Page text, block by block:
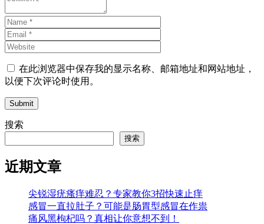
在此浏览器中保存我的显示名称、邮箱地址和网站地址，
以便下次评论时使用。
Submit
搜索
搜索
近期文章
尖锐湿疣瘙痒难忍？专家教你3招快速止痒
感冒一直拉肚子？可能是肠胃型感冒在作祟
痛风黑枸杞吗？真相让你意想不到！